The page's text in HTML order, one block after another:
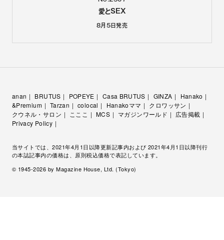
愛とSEX
8月5日発売
anan BRUTUS POPEYE Casa BRUTUS GINZA
Hanako
&Premium
Tarzan colocal Hanakoママ
クロワッサン
クウネル・サロン
こここ MCS マガジンワールド
広告掲載
Privacy Policy
当サイトでは、2021年4月1日以降更新記事内および 2021年4月1日以降刊行
の本誌記事内の価格は、原則税込価格で表記しています。
© 1945-2026 by Magazine House, Ltd. (Tokyo)